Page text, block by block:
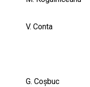
V. Conta
G. Coşbuc